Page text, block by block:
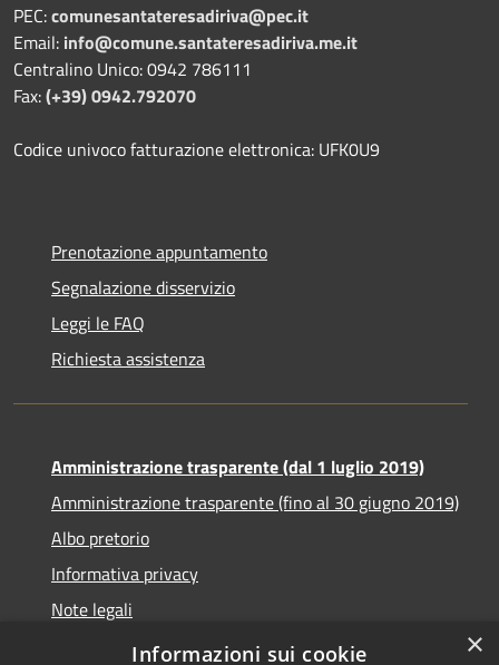
PEC:comunesantateresadiriva@pec.it
Email: info@comune.santateresadiriva.me.it
Centralino Unico: 0942 786111
Fax:(+39) 0942.792070
Codice univoco fatturazione elettronica: UFK0U9
Prenotazione appuntamento
Segnalazione disservizio
Leggi le FAQ
Richiesta assistenza
Amministrazione trasparente (dal 1 luglio 2019)
Amministrazione trasparente (fino al 30 giugno 2019)
Albo pretorio
Informativa privacy
Note legali
Dichiarazione di accessibilità
×
Informazioni sui cookie